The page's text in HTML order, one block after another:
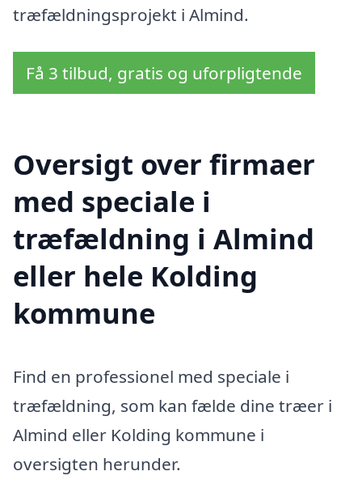
træfældningsprojekt i Almind.
Få 3 tilbud, gratis og uforpligtende
Oversigt over firmaer
med speciale i
træfældning i Almind
eller hele Kolding
kommune
Find en professionel med speciale i
træfældning, som kan fælde dine træer i
Almind eller Kolding kommune i
oversigten herunder.